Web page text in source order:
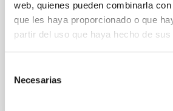
web, quienes pueden combinarla
que les haya proporcionado o que
partir del uso que haya hecho de
Necesarias
método de referencia completo
del cielo nocturno natural con
coste.